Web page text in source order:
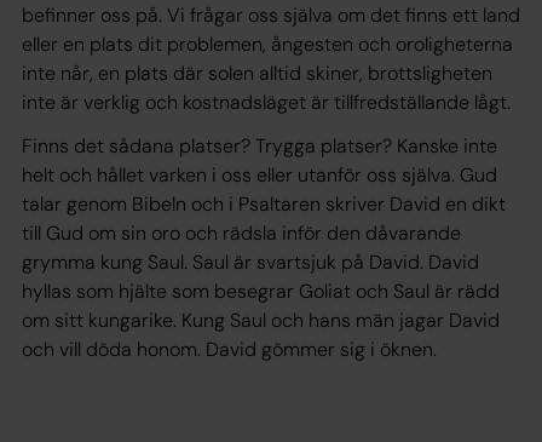
befinner oss på. Vi frågar oss själva om det finns ett land
eller en plats dit problemen, ångesten och oroligheterna
inte når, en plats där solen alltid skiner, brottsligheten
inte är verklig och kostnadsläget är tillfredställande lågt.
Finns det sådana platser? Trygga platser? Kanske inte
helt och hållet varken i oss eller utanför oss själva. Gud
talar genom Bibeln och i Psaltaren skriver David en dikt
till Gud om sin oro och rädsla inför den dåvarande
grymma kung Saul. Saul är svartsjuk på David. David
hyllas som hjälte som besegrar Goliat och Saul är rädd
om sitt kungarike. Kung Saul och hans män jagar David
och vill döda honom. David gömmer sig i öknen.